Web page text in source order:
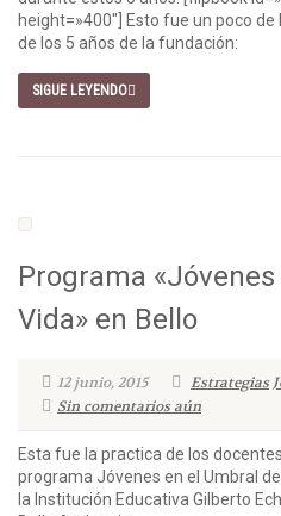
height=»400″] Esto fue un poco
de los 5 años de la fundación:
SIGUE LEYENDO
Programa
Vida» en Bello
12 junio, 2015 Estrategias
Sin comentarios aún
Esta fue la practica de los
programa Jóvenes en el Umbral
la Institución Educativa Gilberto